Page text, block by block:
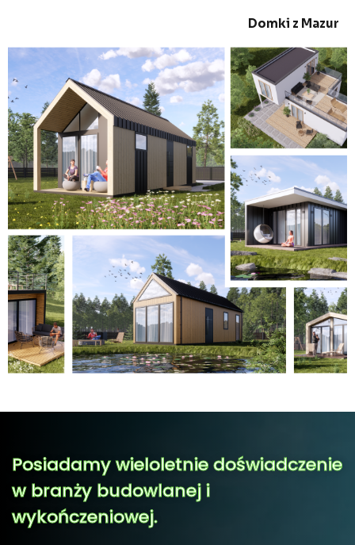
Domki z Mazur
Posiadamy wieloletnie doświadczenie
w branży budowlanej i
wykończeniowej.